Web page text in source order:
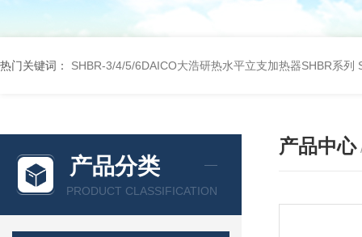
热门关键词： SHBR-3/4/5/6DAICO大浩研热水平立支加热器SHBR系列
产品分类
PRODUCT CLASSIFICATION
产品中心